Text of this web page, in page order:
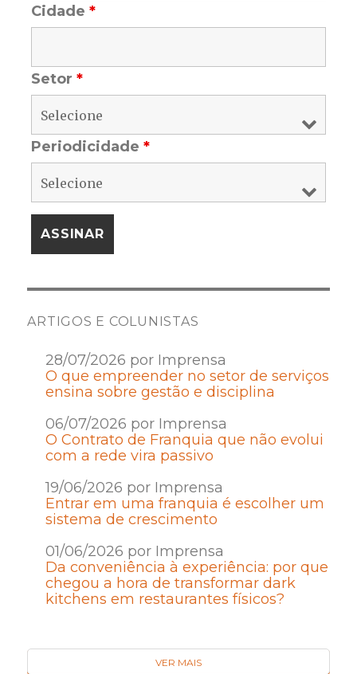
Cidade*
Setor*
Periodicidade*
ARTIGOS E COLUNISTAS
28/07/2026 por Imprensa
O que empreender no setor de serviços
ensina sobre gestão e disciplina
06/07/2026 por Imprensa
O Contrato de Franquia que não evolui
com a rede vira passivo
19/06/2026 por Imprensa
Entrar em uma franquia é escolher um
sistema de crescimento
01/06/2026 por Imprensa
Da conveniência à experiência: por que
chegou a hora de transformar dark
kitchens em restaurantes físicos?
VER MAIS